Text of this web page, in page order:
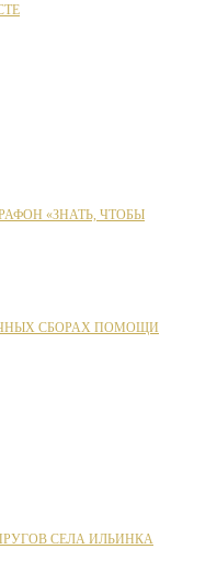
«ЗНАТЬ, ЧТОБЫ
СБОРАХ ПОМОЩИ
СЕЛА ИЛЬИНКА